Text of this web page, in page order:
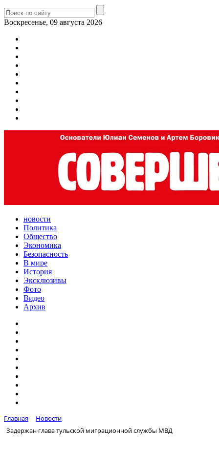
Воскресенье, 09 августа 2026
новости
Политика
Общество
Экономика
Безопасность
В мире
История
Эксклюзивы
Фото
Видео
Архив
Главная
Новости
Задержан глава тульской миграционной службы МВД